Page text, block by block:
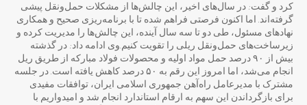
کرد و گفت: در سال‌های اخیر، این چالش‌ها از مشکلات حمل‌ونقل پیشی
گرفته‌اند. اما اکنون فرصتی فراهم شده تا با برنامه‌ریزی صحیح و همکاری
نهادهای مسئول، طی دو تا سه سال آینده، این چالش‌ها را مدیریت کرده و
زیرساخت‌های حمل‌ونقل ریلی را تقویت کنیم.وی ادامه داد: در گذشته
بیش از ۹۰ درصد حمل مواد اولیه و محصولات فولاد مبارکه از طریق ریل
انجام می‌شد، اما امروز این رقم به ۵۰ درصد کاهش یافته است. در جلسه
مشترک با مدیرعامل راه‌آهن جمهوری اسلامی ایران، توافقات مفیدی
برای بازگرداندن این سهم به ارقام استاندارد انجام شد و امیدواریم با